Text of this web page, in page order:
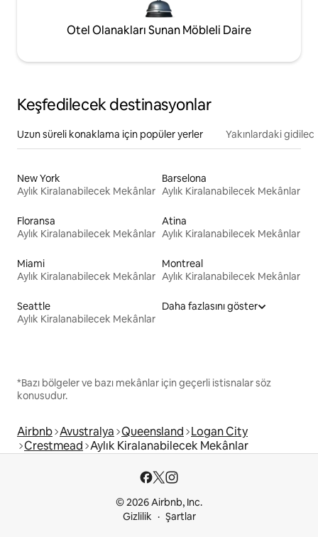
Otel Olanakları Sunan Möbleli Daire
Keşfedilecek destinasyonlar
Uzun süreli konaklama için popüler yerler Yakınlardaki
New York
Aylık Kiralanabilecek Mekânlar
Barselona
Aylık Kiralanabilecek Mekânlar
Floransa
Aylık Kiralanabilecek Mekânlar
Atina
Aylık Kiralanabilecek Mekânlar
Miami
Aylık Kiralanabilecek Mekânlar
Montreal
Aylık Kiralanabilecek Mekânlar
Seattle
Aylık Kiralanabilecek Mekânlar
Daha fazlasını göster
*Bazı bölgeler ve bazı mekânlar için geçerli istisnalar söz
konusudur.
Airbnb Avustralya Queensland Logan City
Crestmead Aylık Kiralanabilecek Mekânlar
© 2026 Airbnb, Inc.
Gizlilik
Şartlar